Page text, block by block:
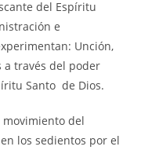
del Espíritu
e
Unción,
a través del poder
Santo de Dios.
movimiento del
los sedientos por el